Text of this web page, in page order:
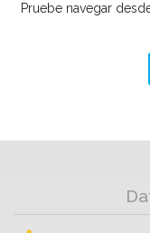
Pruebe navegar